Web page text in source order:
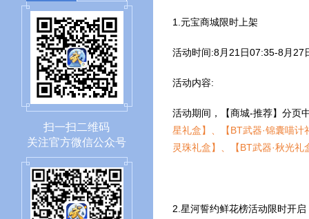
扫一扫二维码
关注官方微信公众号
1.元宝商城限时上架
活动时间:8月21日07:35-8月27
活动内容:
活动期间，【商城-推荐】分页
星礼盒】、【BT武器·锦囊喵计
灵珠礼盒】、【BT武器·秋光
2.星河誓约鲜花榜活动限时开启